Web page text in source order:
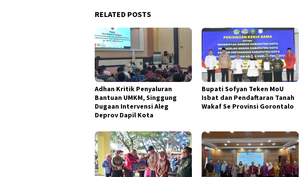
RELATED POSTS
Adhan Kritik Penyaluran
Bantuan UMKM, Singgung
Dugaan Intervensi Aleg
Deprov Dapil Kota
Bupati Sofyan Teken MoU
Isbat dan Pendaftaran Tanah
Wakaf Se Provinsi Gorontalo